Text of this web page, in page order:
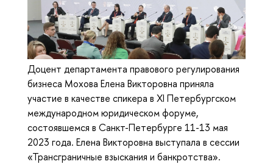
Доцент департамента правового регулирования
бизнеса Мохова Елена Викторовна приняла
участие в качестве спикера в XI Петербургском
международном юридическом форуме,
состоявшемся в Санкт-Петербурге 11-13 мая
2023 года. Елена Викторовна выступала в сессии
«Трансграничные взыскания и банкротства».